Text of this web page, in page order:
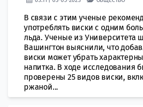
В связи с этим ученые
употреблять виски с одним
льда. Ученые из Университета
Вашингтон выяснили, что
виски может убрать
напитка. В ходе исследования
проверены 25 видов виски,
ржаной...